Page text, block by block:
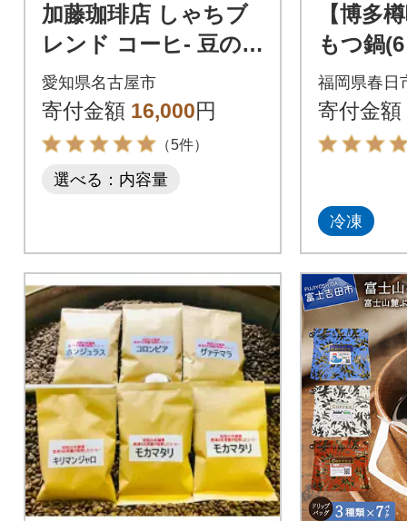
加藤珈琲店 しゃちブ
レンド コーヒ- 豆の
まま 2kg (500g×4袋)
愛知県名古屋市
寄付金額 16,000円
（5件）
選べる：内容量
【博多
もつ鍋
ぷり大
ト
福岡県春日
寄付金額
冷凍